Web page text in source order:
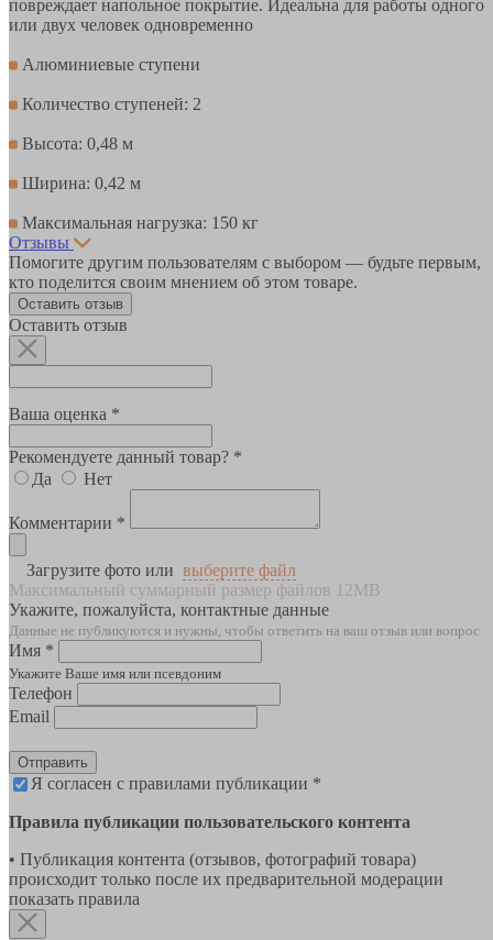
повреждает напольное покрытие. Идеальна для работы одного
или двух человек одновременно
Алюминиевые ступени
Количество ступеней: 2
Высота: 0,48 м
Ширина: 0,42 м
Максимальная нагрузка: 150 кг
Отзывы
Помогите другим пользователям с выбором — будьте первым,
кто поделится своим мнением об этом товаре.
Оставить отзыв
Оставить отзыв
Ваша оценка *
Рекомендуете данный товар? *
Да
Нет
Комментарии *
Загрузите фото или выберите файл
Максимальный суммарный размер файлов 12MB
Укажите, пожалуйста, контактные данные
Данные не публикуются и нужны, чтобы ответить на ваш отзыв или вопрос
Имя *
Укажите Ваше имя или псевдоним
Телефон
Email
Отправить
Я согласен с правилами публикации *
Правила публикации пользовательского контента
• Публикация контента (отзывов, фотографий товара)
происходит только после их предварительной модерации
показать правила